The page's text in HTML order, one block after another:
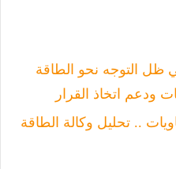
ظل التوجه نحو الطاقة
ودعم اتخاذ القرار
.. تحليل وكالة الطاقة